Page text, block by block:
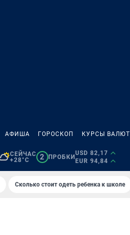
АФИША ГОРОСКОП КУРСЫ ВАЛЮТ
СЕЙЧАС
+28°C
2 ПРОБКИ
USD 82,17
EUR 94,84
Сколько стоит одеть ребенка к школе